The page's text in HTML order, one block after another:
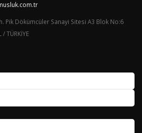
Pik Dökümcüler Sanayi Sitesi A3 Blok No:6
TÜRKİYE